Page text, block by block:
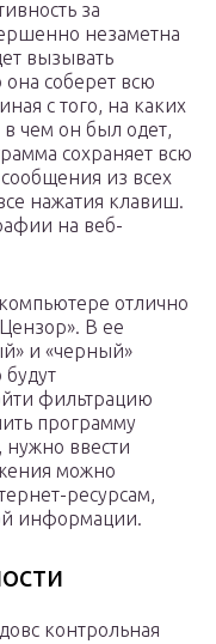
за
незаметна
вызывать
она соберет всю
с того, на каких
в чем он был одет,
сохраняет всю
из всех
нажатия клавиш.
на веб-
отлично
В ее
и «черный»
фильтрацию
программу
нужно ввести
можно
ресурсам,
информации.
контрольная